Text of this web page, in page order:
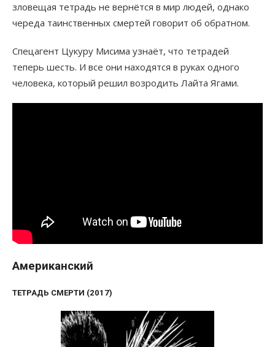
зловещая тетрадь не вернётся в мир людей, однако
череда таинственных смертей говорит об обратном.
Спецагент Цукуру Мисима узнаёт, что тетрадей
теперь шесть. И все они находятся в руках одного
человека, который решил возродить Лайта Ягами.
Американский
ТЕТРАДЬ СМЕРТИ (2017)